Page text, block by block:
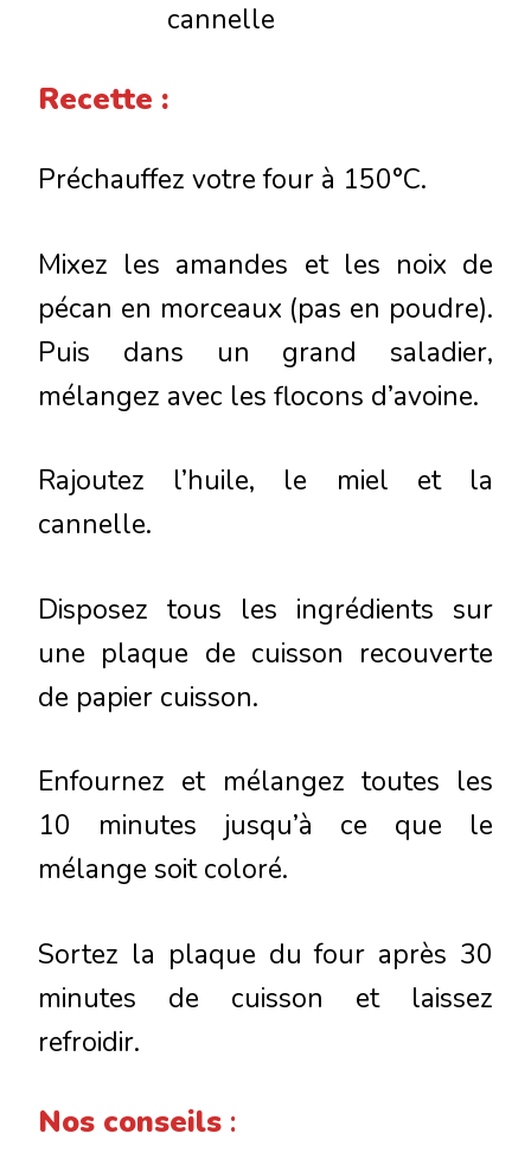
cannelle
Recette :
Préchauffez votre four à 150°C.
Mixez les amandes et les noix de
pécan en morceaux (pas en poudre).
Puis dans un grand saladier,
mélangez avec les flocons d’avoine.
Rajoutez l’huile, le miel et la
cannelle.
Disposez tous les ingrédients sur
une plaque de cuisson recouverte
de papier cuisson.
Enfournez et mélangez toutes les
10 minutes jusqu’à ce que le
mélange soit coloré.
Sortez la plaque du four après 30
minutes de cuisson et laissez
refroidir.
Nos conseils :